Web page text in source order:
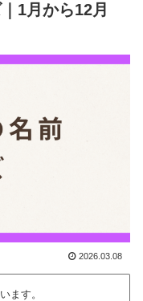
1月から12月
2026.03.08
ます。